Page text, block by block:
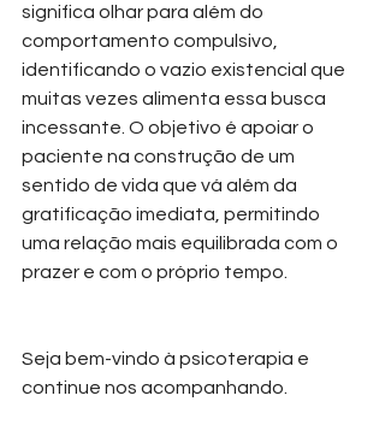
significa olhar para além do
comportamento compulsivo,
identificando o vazio existencial que
muitas vezes alimenta essa busca
incessante. O objetivo é apoiar o
paciente na construção de um
sentido de vida que vá além da
gratificação imediata, permitindo
uma relação mais equilibrada com o
prazer e com o próprio tempo.
Seja bem-vindo à psicoterapia e
continue nos acompanhando.